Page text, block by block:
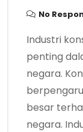
No
Industri
penting
negara.
besar
negara.